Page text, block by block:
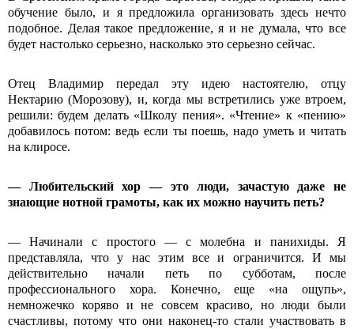
обучение было, и я предложила организовать здесь нечто
подобное. Делая такое предложение, я и не думала, что все
будет настолько серьезно, насколько это серьезно сейчас.
Отец Владимир передал эту идею настоятелю, отцу
Нектарию (Морозову), и, когда мы встретились уже втроем,
решили: будем делать «Школу пения». «Чтение» к «пению»
добавилось потом: ведь если ты поешь, надо уметь и читать
на клиросе.
— Любительский хор — это люди, зачастую даже не
знающие нотной грамоты, как их можно научить петь?
— Начинали с простого — с молебна и панихиды. Я
представляла, что у нас этим все и ограничится. И мы
действительно начали петь по субботам, после
профессионального хора. Конечно, еще «на ощупь»,
немножечко коряво и не совсем красиво, но люди были
счастливы, потому что они наконец-то стали участвовать в